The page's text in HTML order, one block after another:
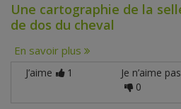
Une cartographie de la
de dos du cheval
En savoir plus
J’aime 1
Je n’aime pas
0